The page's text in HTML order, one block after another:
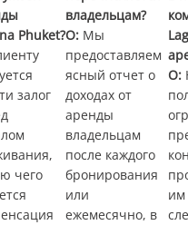
Phuket?
залог
чего
владельцам?
О:Мы
предоставляем
ясный отчет о
доходах от
аренды
владельцам
после каждого
бронирования
или
ежемесячно, в
О:
им